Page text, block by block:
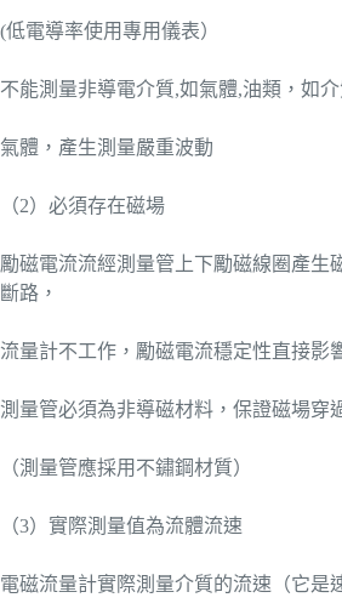
(低電導率使用專用儀表）
不能測量非導電介質,如氣體,油類，如
氣體，產生測量嚴重波動
（2）必須存在磁場
勵磁電流流經測量管上下勵磁線圈產生
斷路，
流量計不工作，勵磁電流穩定性直接影
測量管必須為非導磁材料，保證磁場穿
（測量管應採用不鏽鋼材質）
（3）實際測量值為流體流速
電磁流量計實際測量介質的流速（它是